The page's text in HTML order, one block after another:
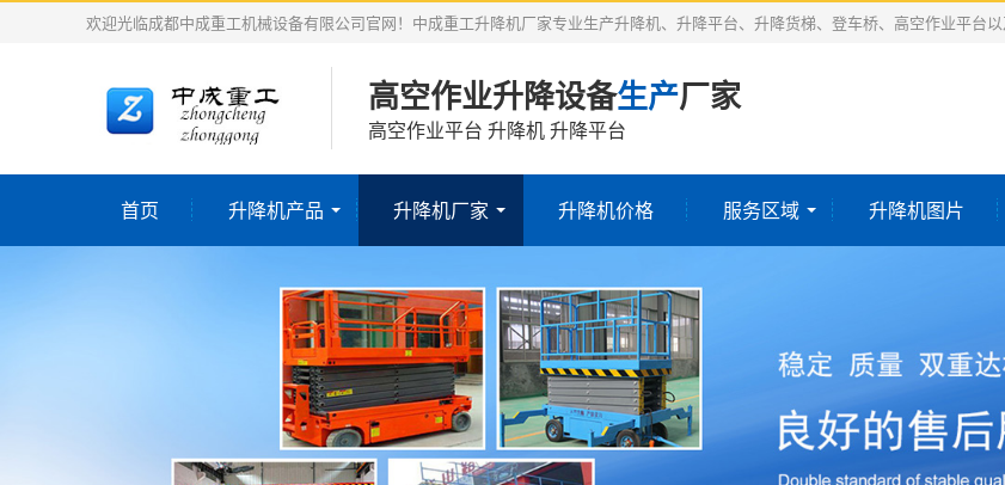
欢迎光临成都中成重工机械设备有限公司官网！中成重工升降机厂家专业生产升降机、升降平台、升降货梯、登车桥、高空作业平台以
高空作业升降设备生产厂家
高空作业平台 升降机 升降平台
首页 升降机产品 升降机厂家 升降机价格 服务区域 升降机图片